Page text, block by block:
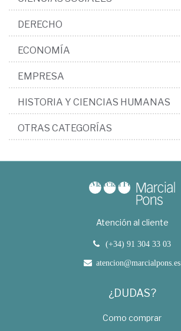
DERECHO
ECONOMÍA
EMPRESA
HISTORIA Y CIENCIAS HUMANAS
OTRAS CATEGORÍAS
Atención al cliente
(+34) 91 304 33 03
atencion@marcialpons.es
¿DUDAS?
Como comprar